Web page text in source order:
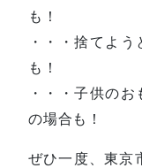
も！
・・・捨てよ
も！
・・・子供の
の場合も！
ぜひ一度、東京